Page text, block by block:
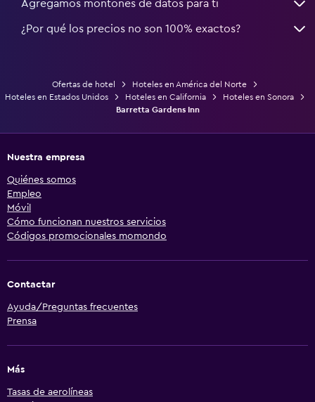
Agregamos montones de datos para ti
¿Por qué los precios no son 100% exactos?
Ofertas de hotel
Hoteles en América del Norte
Hoteles en Estados Unidos
Hoteles en California
Hoteles en Sonora
Barretta Gardens Inn
Nuestra empresa
Quiénes somos
Empleo
Móvil
Cómo funcionan nuestros servicios
Códigos promocionales momondo
Contactar
Ayuda/Preguntas frecuentes
Prensa
Más
Tasas de aerolíneas